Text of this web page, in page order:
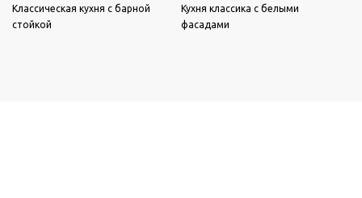
Классическая кухня с барной
стойкой
Кухня классика с белыми
фасадами